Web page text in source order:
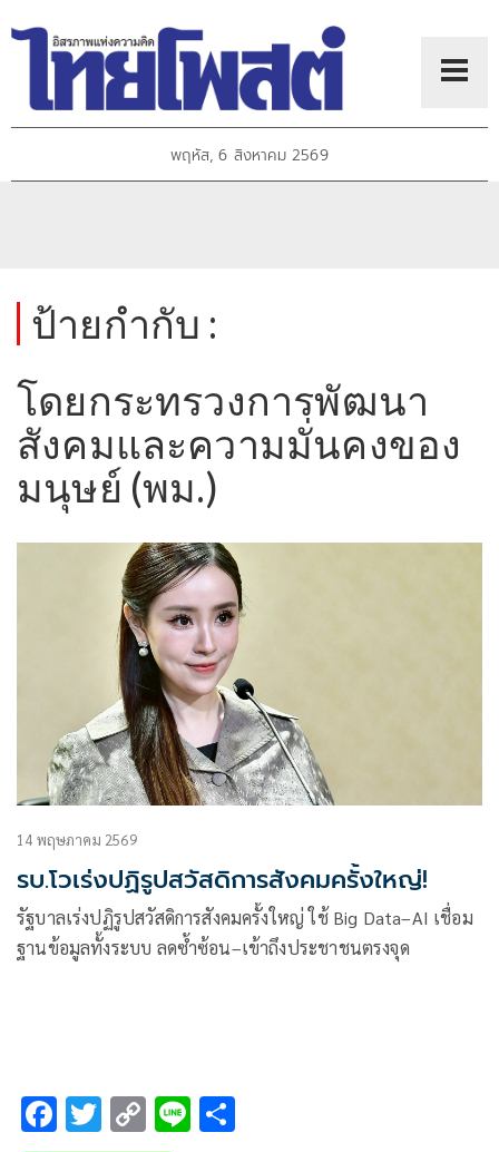
พฤหัส, 6 สิงหาคม 2569
ป้ายกำกับ :
โดยกระทรวงการพัฒนา
สังคมและความมั่นคงของ
มนุษย์ (พม.)
14 พฤษภาคม 2569
รบ.โวเร่งปฏิรูปสวัสดิการสังคมครั้งใหญ่!
รัฐบาลเร่งปฏิรูปสวัสดิการสังคมครั้งใหญ่ ใช้ Big Data–AI เชื่อม
ฐานข้อมูลทั้งระบบ ลดซ้ำซ้อน–เข้าถึงประชาชนตรงจุด
F T C Li